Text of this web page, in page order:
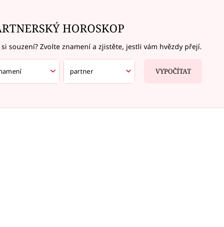
HOROSKOP
si souzení? Zvolte znamení a zjistěte, jestli vám hvězdy přejí.
VYPOČÍTAT